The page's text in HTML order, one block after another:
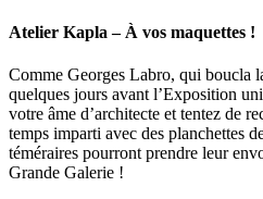
Atelier Kapla – À vos maquettes !
Comme Georges Labro, qui boucla
quelques jours avant l’Exposition
votre âme d’architecte et tentez de
temps imparti avec des planchettes
téméraires pourront prendre leur
Grande Galerie !